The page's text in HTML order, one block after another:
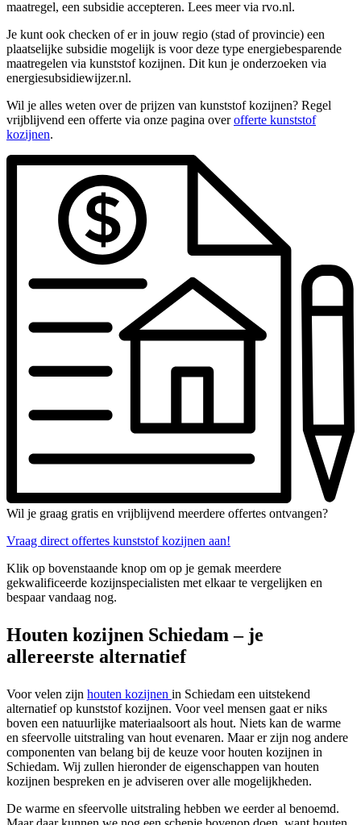
maatregel, een subsidie accepteren. Lees meer via rvo.nl.
Je kunt ook checken of er in jouw regio (stad of provincie) een
plaatselijke subsidie mogelijk is voor deze type energiebesparende
maatregelen via kunststof kozijnen. Dit kun je onderzoeken via
energiesubsidiewijzer.nl.
Wil je alles weten over de prijzen van kunststof kozijnen? Regel
vrijblijvend een offerte via onze pagina overofferte kunststof
kozijnen.
Wil je graag gratis en vrijblijvend meerdere offertes ontvangen?
Vraag direct offertes kunststof kozijnen aan!
Klik op bovenstaande knop om op je gemak meerdere
gekwalificeerde kozijnspecialisten met elkaar te vergelijken en
bespaar vandaag nog.
Houten kozijnen Schiedam – je
allereerste alternatief
Voor velen zijn houten kozijnen in Schiedam een uitstekend
alternatief op kunststof kozijnen. Voor veel mensen gaat er niks
boven een natuurlijke materiaalsoort als hout. Niets kan de warme
en sfeervolle uitstraling van hout evenaren. Maar er zijn nog andere
componenten van belang bij de keuze voor houten kozijnen in
Schiedam. Wij zullen hieronder de eigenschappen van houten
kozijnen bespreken en je adviseren over alle mogelijkheden.
De warme en sfeervolle uitstraling hebben we eerder al benoemd.